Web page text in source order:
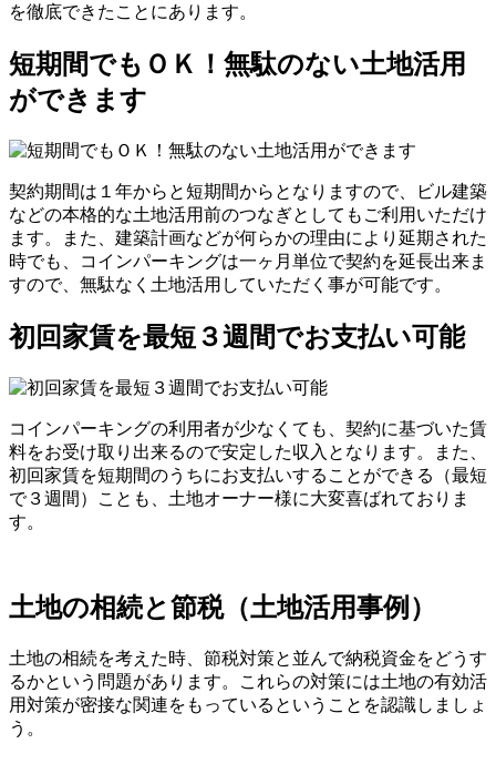
を徹底できたことにあります。
短期間でもＯＫ！無駄のない土地活用
ができます
契約期間は１年からと短期間からとなりますので、ビル建築
などの本格的な土地活用前のつなぎとしてもご利用いただけ
ます。また、建築計画などが何らかの理由により延期された
時でも、コインパーキングは一ヶ月単位で契約を延長出来ま
すので、無駄なく土地活用していただく事が可能です。
初回家賃を最短３週間でお支払い可能
コインパーキングの利用者が少なくても、契約に基づいた賃
料をお受け取り出来るので安定した収入となります。また、
初回家賃を短期間のうちにお支払いすることができる（最短
で３週間）ことも、土地オーナー様に大変喜ばれておりま
す。
土地の相続と節税（土地活用事例）
土地の相続を考えた時、節税対策と並んで納税資金をどうす
るかという問題があります。これらの対策には土地の有効活
用対策が密接な関連をもっているということを認識しましょ
う。